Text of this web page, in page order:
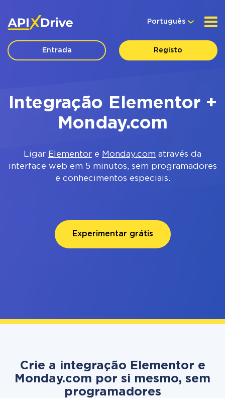
Português
Entrada Registo
Integração Elementor +
Monday.com
Ligar Elementor e Monday.com através da
interface web em 5 minutos, sem programadores
e conhecimentos especiais.
Experimentar grátis
Crie a integração Elementor e
Monday.com por si mesmo, sem
programadores